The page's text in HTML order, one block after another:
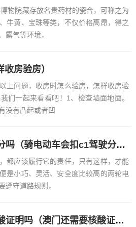
物院藏存放名贵药材的瓷合，可称之为
牛黄、宝珠等类，不仅价格高昂，得之
露气等环境，
房验房）
上问题，收房时怎么验房，怎样收房验
们一起来看看吧！1、检查墙面地面。
没有凸起或者凹
骑电动车会扣c1驾驶分吗（骑电动车会扣c1驾驶分吗郑州）
都应该履行它的责任，只有这样，才能
是小巧、灵活、安全度比较高的两轮电
遵守道路规则，
澳门1月8日起还要核酸证明吗（澳门还需要核酸证明吗）